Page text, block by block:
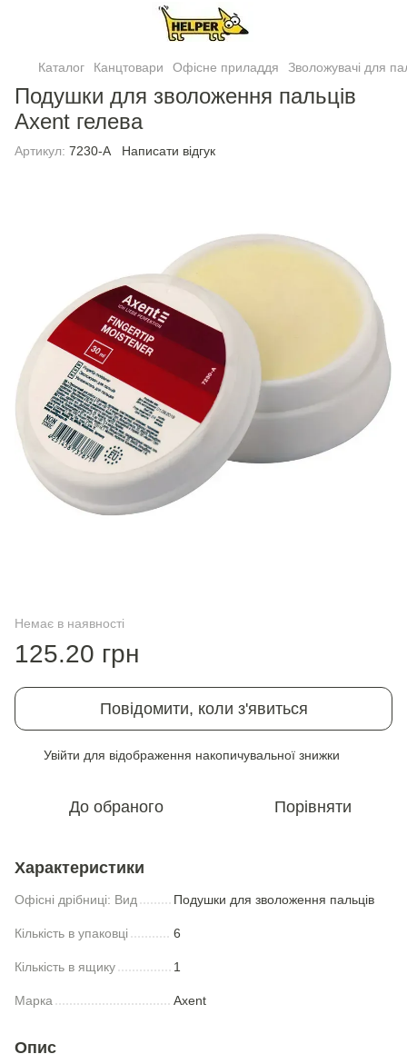
Каталог Канцтовари Офісне приладдя Зволожувачі для
Подушки для зволоження пальцiв
Axent гелева
Артикул: 7230-A Написати відгук
Немає в наявності
125.20 грн
Повідомити, коли з'явиться
Увійти для відображення накопичувальної знижки
До обраного Порівняти
Характеристики
Офісні дрібниці: Вид Подушки для зволоження пальцiв
Кількість в упаковці 6
Кількість в ящику 1
Марка Axent
Опис